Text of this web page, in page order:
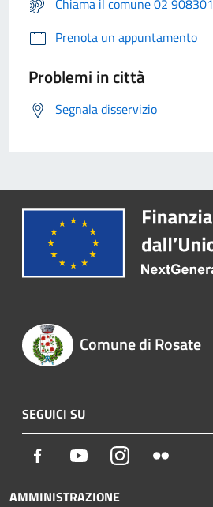
Chiama il comune 02 908301
Prenota un appuntamento
Problemi in città
Segnala disservizio
Comune di Rosate
SEGUICI SU
Facebook YoutubeInstagram
AMMINISTRAZIONE